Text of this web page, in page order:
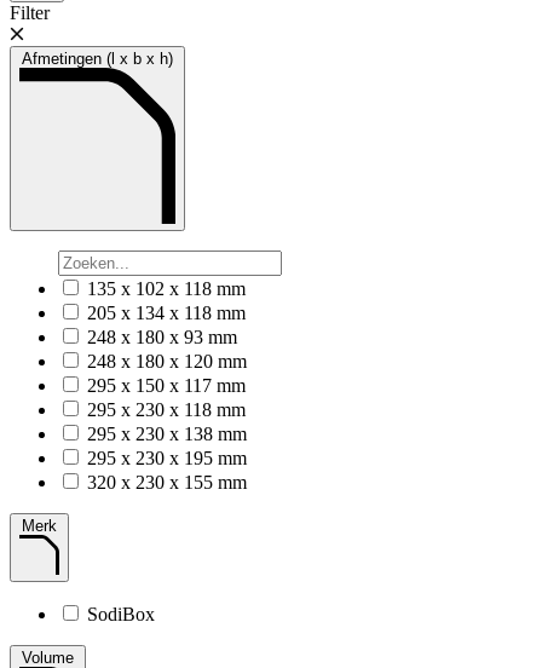
Filter
Afmetingen (l x b x h)
135 x 102 x 118 mm
205 x 134 x 118 mm
248 x 180 x 93 mm
248 x 180 x 120 mm
295 x 150 x 117 mm
295 x 230 x 118 mm
295 x 230 x 138 mm
295 x 230 x 195 mm
320 x 230 x 155 mm
Merk
SodiBox
Volume